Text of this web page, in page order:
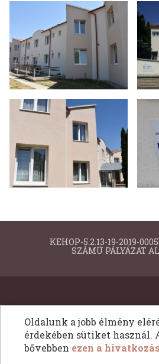
Oldalunk a jobb élmény
érdekében sütiket használ.
bővebben ezen a
KEHOP-5.2.13-19-2019-
SZÁMÚ PÁLYÁZAT
Copyright © 2026 KEHOP-5.2.13-19-2019-00055
jog fentartva. All Rights